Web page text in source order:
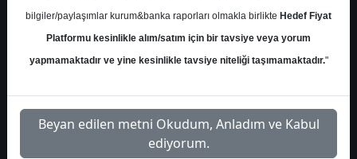
bilgiler/paylaşımlar kurum&banka raporları olmakla birlikte Hedef Fiyat
Platformu kesinlikle alım/satım için bir tavsiye veya yorum
yapmamaktadır ve yine kesinlikle tavsiye niteliği taşımamaktadır."
Beyan edilen metni Okudum, Anladım ve Kabul
ediyorum.